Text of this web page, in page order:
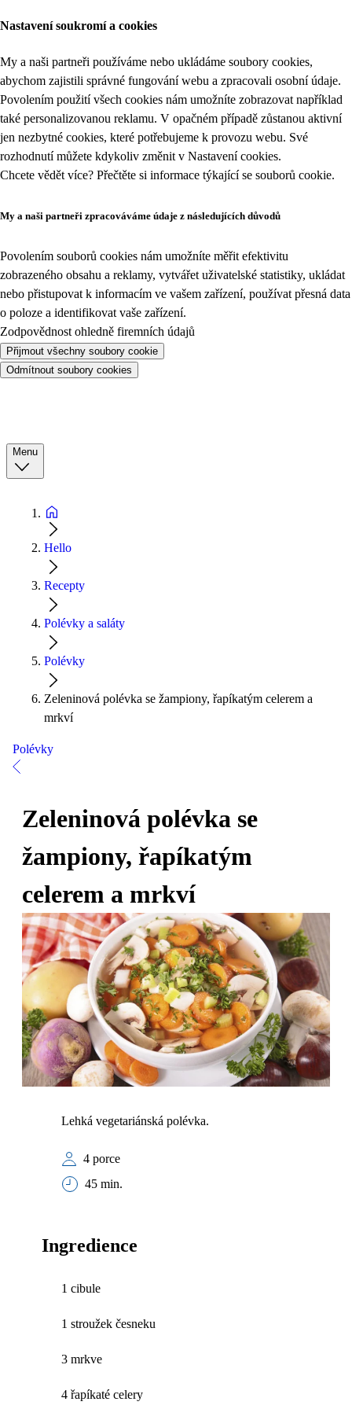
Nastavení soukromí a cookies
My a naši partneři používáme nebo ukládáme soubory cookies,
abychom zajistili správné fungování webu a zpracovali osobní údaje.
Povolením použití všech cookies nám umožníte zobrazovat například
také personalizovanou reklamu. V opačném případě zůstanou aktivní
jen nezbytné cookies, které potřebujeme k provozu webu. Své
rozhodnutí můžete kdykoliv změnit v Nastavení cookies.
Chcete vědět více? Přečtěte si informace týkající se souborů cookie.
My a naši partneři zpracováváme údaje z následujících důvodů
Povolením souborů cookies nám umožníte měřit efektivitu
zobrazeného obsahu a reklamy, vytvářet uživatelské statistiky, ukládat
nebo přistupovat k informacím ve vašem zařízení, používat přesná data
o poloze a identifikovat vaše zařízení.
Zodpovědnost ohledně firemních údajů
Přijmout všechny soubory cookie
Odmítnout soubory cookies
Menu
Hello
Recepty
Polévky a saláty
Polévky
Zeleninová polévka se žampiony, řapíkatým celerem a
mrkví
Polévky
Zeleninová polévka se
žampiony, řapíkatým
celerem a mrkví
Lehká vegetariánská polévka.
4 porce
45 min.
Ingredience
1 cibule
1 stroužek česneku
3 mrkve
4 řapíkaté celery